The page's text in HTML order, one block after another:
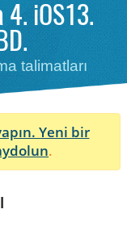
4. iOS13.
talimatları
Yeni bir
.